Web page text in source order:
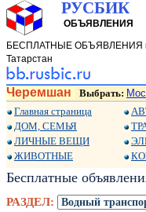
РУСБИК
ОБЪЯВЛЕНИЯ
БЕСПЛАТНЫЕ ОБЪЯВЛЕНИЯ
Татарстан
Черемшан Выбрать:
Главная страница
ДОМ, СЕМЬЯ
ЛИЧНЫЕ ВЕЩИ
ЖИВОТНЫЕ
Бесплатные
РАЗДЕЛ: